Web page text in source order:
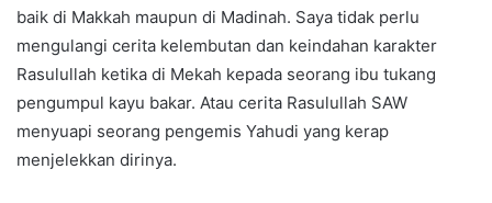
baik di Makkah maupun di Madinah. Saya tidak perlu
mengulangi cerita kelembutan dan keindahan karakter
Rasulullah ketika di Mekah kepada seorang ibu tukang
pengumpul kayu bakar. Atau cerita Rasulullah SAW
menyuapi seorang pengemis Yahudi yang kerap
menjelekkan dirinya.